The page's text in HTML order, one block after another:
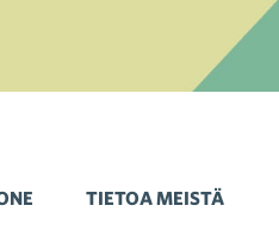
TIETOA MEISTÄ